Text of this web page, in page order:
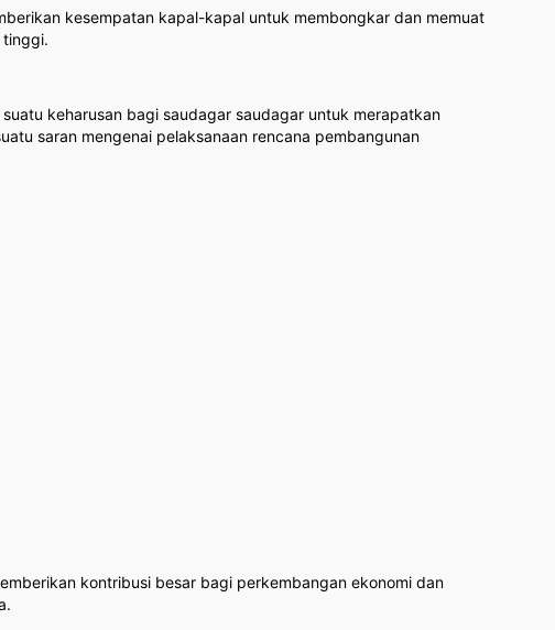
kesempatan kapal-kapal untuk membongkar dan memuat
keharusan bagi saudagar saudagar untuk merapatkan
saran mengenai pelaksanaan rencana pembangunan
kontribusi besar bagi perkembangan ekonomi dan